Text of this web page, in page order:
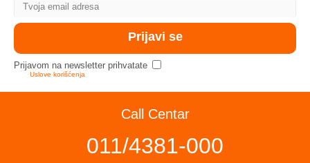
Prijavom na newsletter prihvatate
Uslove korišćenja
Call Centar
011/4381-000